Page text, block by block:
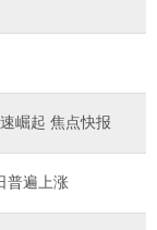
崛起 焦点快报
普遍上涨